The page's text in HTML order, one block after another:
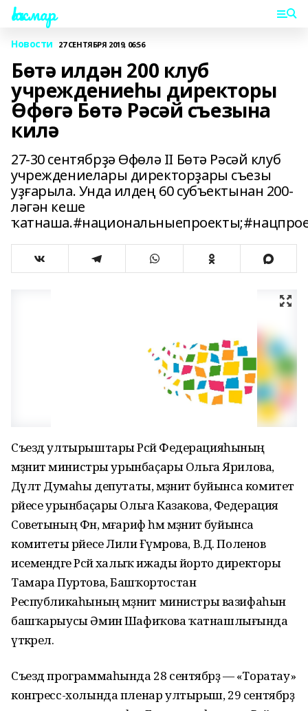
Һаҡмар
Новости 27 СЕНТЯБРЯ 2019, 06:56
Бөтә илдән 200 клуб
учреждениеһы директоры
Өфөгә Бөтә Рәсәй съезына
килә
27-30 сентябрҙә Өфөлә II Бөтә Рәсәй клуб
учреждениелары директорҙары съезы
уҙғарыла. Унда илдең 60 субъектынан 200-
ләгән кеше
Съезд ултырыштары Рәсәй Федерацияһының
мәҙәниәт министры урынбаҫары Ольга Ярилова,
Дәүләт Думаһы депутаты, мәҙәниәт буйынса комитет
рәйесе урынбаҫары Ольга Казакова, Федерация
Советының Фән, мәғариф һәм мәҙәниәт буйынса
комитеты рәйесе Лилиә Ғүмәрова, В.Д. Поленов
исемендәге Рәсәй халыҡ ижады йорто директоры
Тамара Пуртова, Башҡортостан
Республикаһының мәҙәниәт министры вазифаһын
башҡарыусы Әминә Шафиҡова ҡатнашлығында
үткәрелә.
Съезд программаһында 28 сентябрҙә — «Торатау»
конгресс-холында пленар ултырыш, 29 сентябрҙә